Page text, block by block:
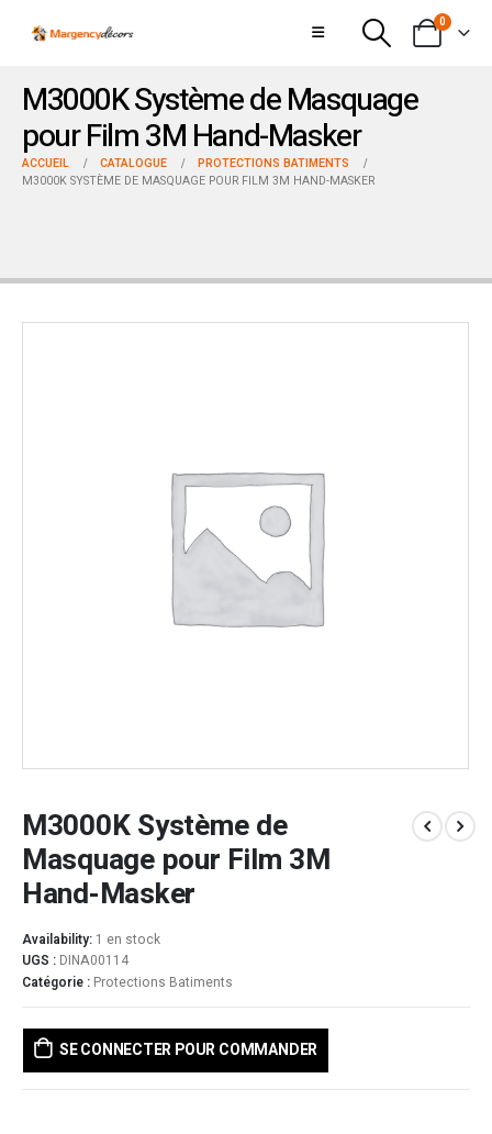
0
M3000K Système de Masquage
pour Film 3M Hand-Masker
ACCUEIL CATALOGUE
PROTECTIONS BATIMENTS
M3000K SYSTÈME DE MASQUAGE POUR FILM 3M HAND-MASKER
M3000K Système de
Masquage pour Film 3M
Hand-Masker
Availability: 1 en stock
UGS : DINA00114
Catégorie : Protections Batiments
SE CONNECTER POUR COMMANDER